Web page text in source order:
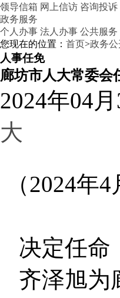
领导信箱 网上信访 咨询投诉
政务服务
个人办事 法人办事 公共服务
您现在的位置： 首页>政务公
人事任免
廊坊市人大常委会
2024年04月
大
（2024年
决定任命
齐泽旭为